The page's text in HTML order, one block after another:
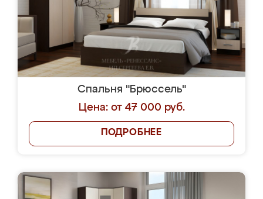
Спальня "Брюссель"
Цена: от 47 000 руб.
ПОДРОБНЕЕ